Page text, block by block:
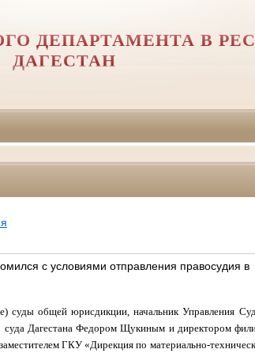
ДЕПАРТАМЕНТА В
ДАГЕСТАН
с условиями отправления правосудия в
суды общей юрисдикции, начальник Управления
суда Дагестана Федором Щукиным и директором
ГКУ «Дирекция по материально-